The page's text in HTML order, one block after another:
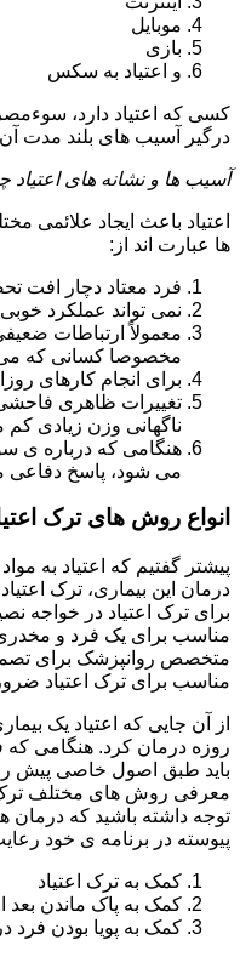
موبایل
بازی
و اعتیاد به سکس
کسی که اعتیاد دارد،
درگیر آسیب های بلند مدت
آسیب ها و نشانه های
اعتیاد باعث ایجاد علائمی
ها عبارت اند از:
فرد معتاد دچار افت
نمی تواند عملکرد
معمولاً ارتباطات
مخصوصا کسانی که می
برای انجام کارهای
تغییرات ظاهری
ناگهانی وزن زیادی کم
هنگامی که درباره ی
می شود، پاسخ دفاعی
انواع روش های ترک
پیشتر گفتیم که اعتیاد به
درمان این بیماری، ترک
برای ترک اعتیاد در خواجه
مناسب برای یک فرد و
متخصص روانپزشک برای
مناسب برای ترک اعتیاد
از آن جایی که اعتیاد یک
روزه درمان کرد. هنگامی که
باید طبق اصول خاصی پیش
معرفی روش های مختلف ترک
توجه داشته باشید که درمان
پیوسته در برنامه ی خود
کمک به ترک اعتیاد
کمک به پاک ماندن بعد
کمک به پویا بودن فرد